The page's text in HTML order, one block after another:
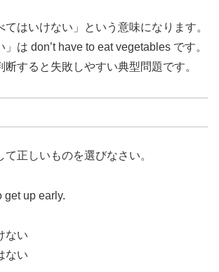
てはいけない」という意味になります。
」は don’t have to eat vegetables です。
断すると失敗しやすい典型問題です。
正しいものを選びなさい。
get up early.
ない
ない